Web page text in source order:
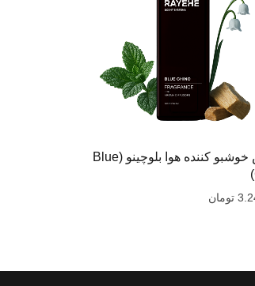
اسانس خوشبو کننده هوا بلوچینو (Blue
تومان